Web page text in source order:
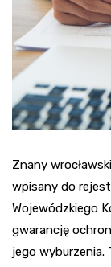
Znany
wpisany do
Wojewódzkiego
gwarancję
jego wyburzenia.